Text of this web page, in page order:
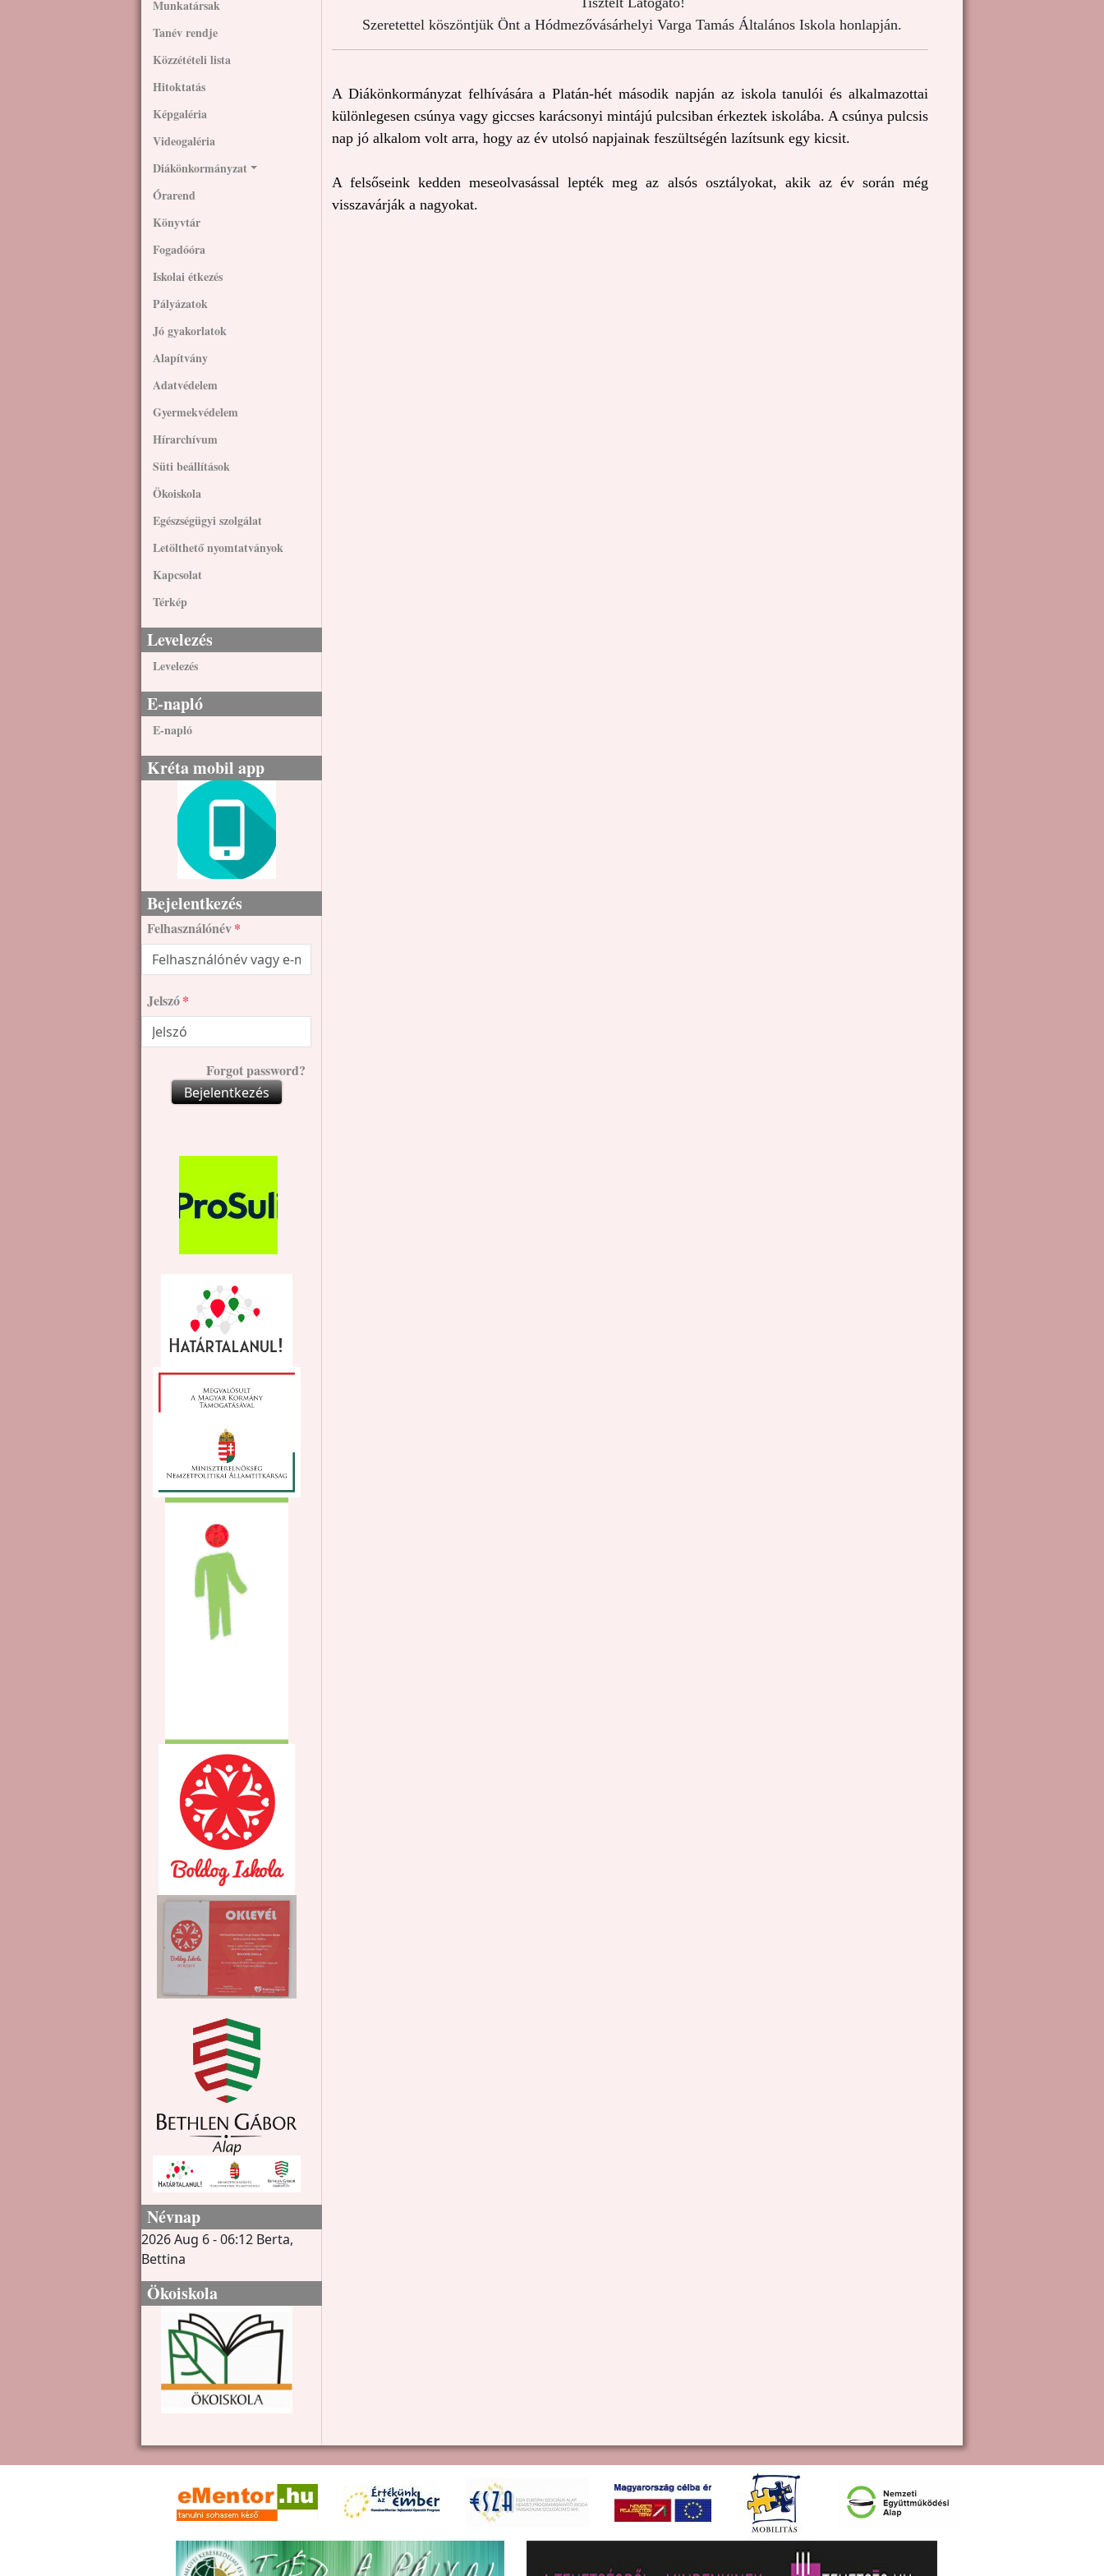
Munkatársak
Tanév rendje
Közzétételi lista
Hitoktatás
Képgaléria
Videogaléria
Diákönkormányzat
Órarend
Könyvtár
Fogadóóra
Iskolai étkezés
Pályázatok
Jó gyakorlatok
Alapítvány
Adatvédelem
Gyermekvédelem
Hírarchívum
Süti beállítások
Ökoiskola
Egészségügyi szolgálat
Letölthető nyomtatványok
Kapcsolat
Térkép
Levelezés
Levelezés
E-napló
E-napló
Kréta mobil app
Bejelentkezés
Felhasználónév
Jelszó
Forgot password?
Bejelentkezés
Névnap
2026 Aug 6 - 06:12 Berta,
Bettina
Ökoiskola
Szeretettel köszöntjük Önt a Hódmezővásárhelyi Varga Tamás Általános Iskola honlapján.
A Diákönkormányzat felhívására a Platán-hét második napján az iskola tanulói és alkalmazottai
különlegesen csúnya vagy giccses karácsonyi mintájú pulcsiban érkeztek iskolába. A csúnya pulcsis
nap jó alkalom volt arra, hogy az év utolsó napjainak feszültségén lazítsunk egy kicsit.
A felsőseink kedden meseolvasással lepték meg az alsós osztályokat, akik az év során még
visszavárják a nagyokat.